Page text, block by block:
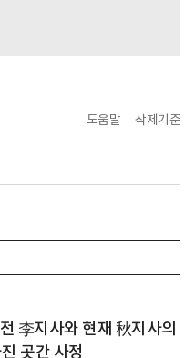
도움말 삭제기준
李지사와 현재 秋지사의
곳간 사정